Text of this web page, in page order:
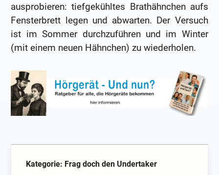
ausprobieren: tiefgekühltes Brathähnchen aufs
Fensterbrett legen und abwarten. Der Versuch
ist im Sommer durchzuführen und im Winter
(mit einem neuen Hähnchen) zu wiederholen.
Kategorie: Frag doch den Undertaker